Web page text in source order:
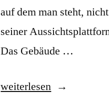
auf dem man steht,
seiner
Das Gebäude …
„Top
weiterlesen